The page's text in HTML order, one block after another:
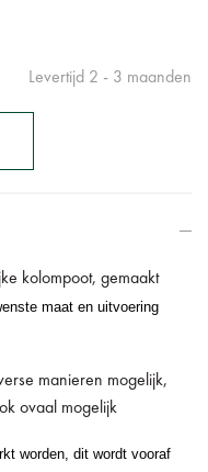
Levertijd 2 - 3 maanden
kolompoot, gemaakt
maat en uitvoering
manieren mogelijk,
ovaal mogelijk
worden, dit wordt vooraf